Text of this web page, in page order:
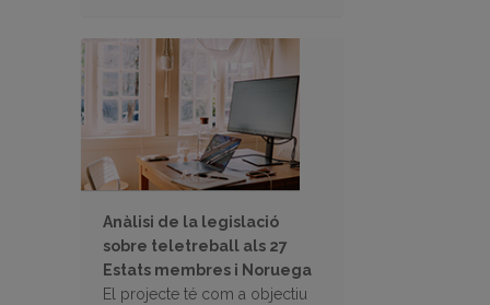
Anàlisi de la legislació
sobre teletreball als 27
Estats membres i Noruega
El projecte té com a objectiu